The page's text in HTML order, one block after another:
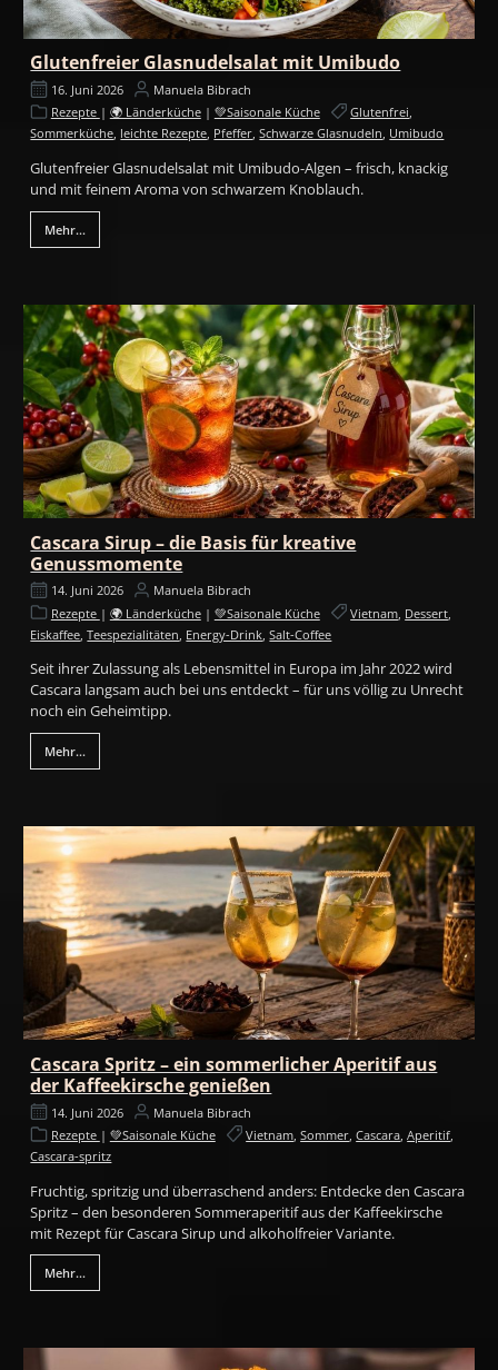
Glutenfreier Glasnudelsalat mit Umibudo
16. Juni 2026
Manuela Bibrach
Rezepte | 🌍 Länderküche| 💚Saisonale Küche Glutenfrei,
Sommerküche, leichte Rezepte, Pfeffer,Schwarze Glasnudeln, Umibudo
Glutenfreier Glasnudelsalat mit Umibudo-Algen – frisch, knackig
und mit feinem Aroma von schwarzem Knoblauch.
Mehr...
Cascara Sirup – die Basis für kreative
Genussmomente
14. Juni 2026
Manuela Bibrach
Rezepte | 🌍 Länderküche| 💚Saisonale Küche Vietnam Dessert
Eiskaffee ,Teespezialitäten Energy-Drink ,Salt-Coffee
Seit ihrer Zulassung als Lebensmittel in Europa im Jahr 2022 wird
Cascara langsam auch bei uns entdeckt – für uns völlig zu Unrecht
noch ein Geheimtipp.
Mehr...
Cascara Spritz – ein sommerlicher Aperitif aus
der Kaffeekirsche genießen
14. Juni 2026
Manuela Bibrach
Rezepte | 💚Saisonale Küche Vietnam ,Sommer ,Cascara ,Aperitif
Cascara-spritz
Fruchtig, spritzig und überraschend anders: Entdecke den Cascara
Spritz – den besonderen Sommeraperitif aus der Kaffeekirsche
mit Rezept für Cascara Sirup und alkoholfreier Variante.
Mehr...